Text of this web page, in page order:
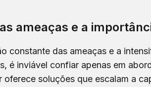
ameaças e a
constante das ameaças e a
é inviável confiar apenas em
oferece soluções que escalam a